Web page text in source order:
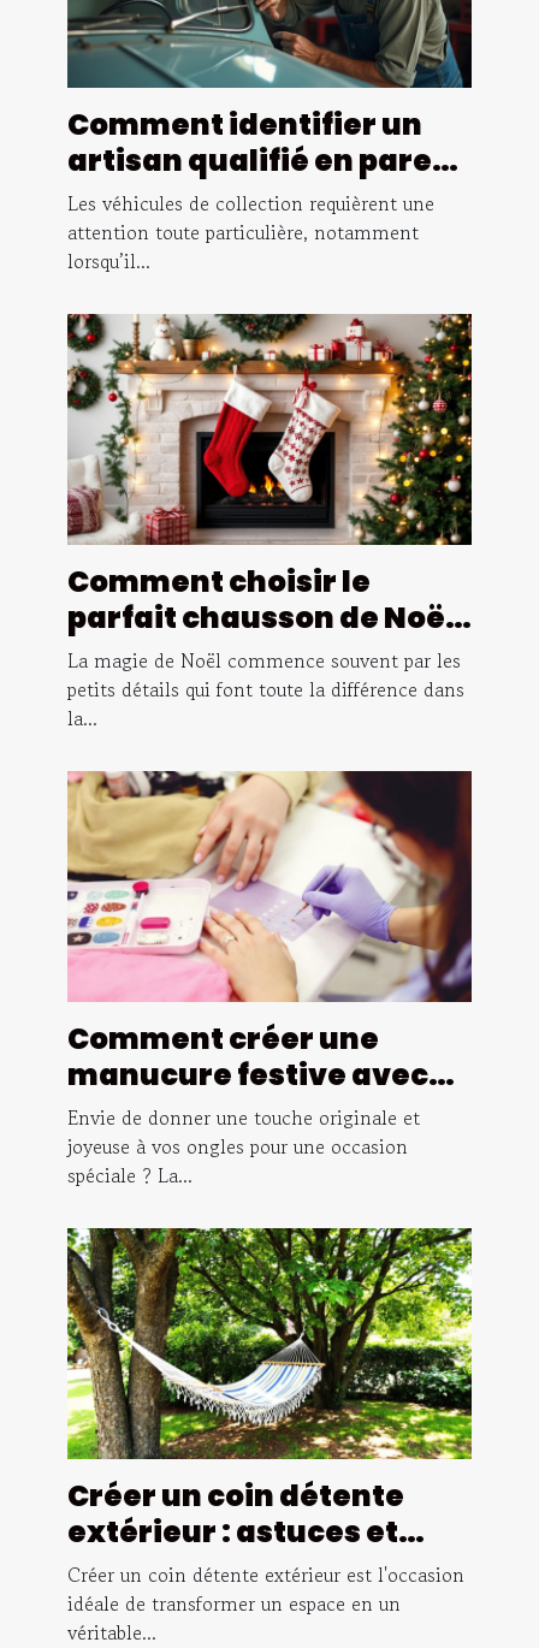
Comment identifier un
artisan qualifié en pare-
brise pour véhicules de
collection ?
Les véhicules de collection requièrent une
attention toute particulière, notamment
lorsqu’il...
Comment choisir le
parfait chausson de Noël
pour toute la famille ?
La magie de Noël commence souvent par les
petits détails qui font toute la différence dans
la...
Comment créer une
manucure festive avec
des stickers thématiques
?
Envie de donner une touche originale et
joyeuse à vos ongles pour une occasion
spéciale ? La...
Créer un coin détente
extérieur : astuces et
inspirations
Créer un coin détente extérieur est l'occasion
idéale de transformer un espace en un
véritable...